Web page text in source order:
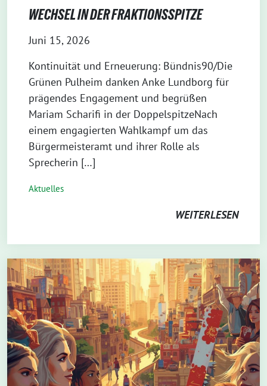
WECHSEL IN DER FRAKTIONSSPITZE
Juni 15, 2026
Kontinuität und Erneuerung: Bündnis90/Die
Grünen Pulheim danken Anke Lundborg für
prägendes Engagement und begrüßen
Mariam Scharifi in der DoppelspitzeNach
einem engagierten Wahlkampf um das
Bürgermeisteramt und ihrer Rolle als
Sprecherin […]
Aktuelles
WEITERLESEN